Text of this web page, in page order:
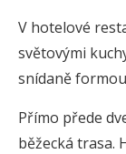
V hotelové
světovými
snídaně
Přímo přede
běžecká trasa.